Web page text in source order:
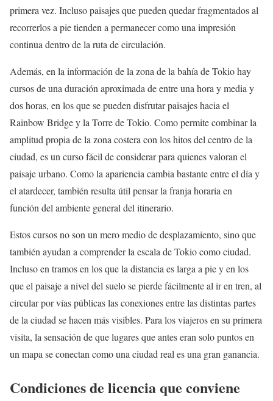
primera vez. Incluso paisajes que pueden quedar fragmentados al
recorrerlos a pie tienden a permanecer como una impresión
continua dentro de la ruta de circulación.
Además, en la información de la zona de la bahía de Tokio hay
cursos de una duración aproximada de entre una hora y media y
dos horas, en los que se pueden disfrutar paisajes hacia el
Rainbow Bridge y la Torre de Tokio. Como permite combinar la
amplitud propia de la zona costera con los hitos del centro de la
ciudad, es un curso fácil de considerar para quienes valoran el
paisaje urbano. Como la apariencia cambia bastante entre el día y
el atardecer, también resulta útil pensar la franja horaria en
función del ambiente general del itinerario.
Estos cursos no son un mero medio de desplazamiento, sino que
también ayudan a comprender la escala de Tokio como ciudad.
Incluso en tramos en los que la distancia es larga a pie y en los
que el paisaje a nivel del suelo se pierde fácilmente al ir en tren, al
circular por vías públicas las conexiones entre las distintas partes
de la ciudad se hacen más visibles. Para los viajeros en su primera
visita, la sensación de que lugares que antes eran solo puntos en
un mapa se conectan como una ciudad real es una gran ganancia.
Condiciones de licencia que conviene